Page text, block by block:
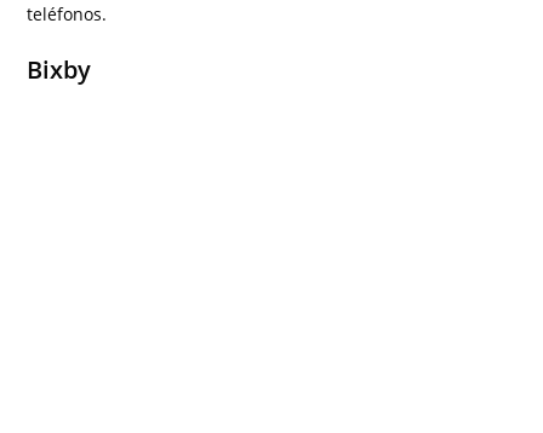
teléfonos.
Bixby